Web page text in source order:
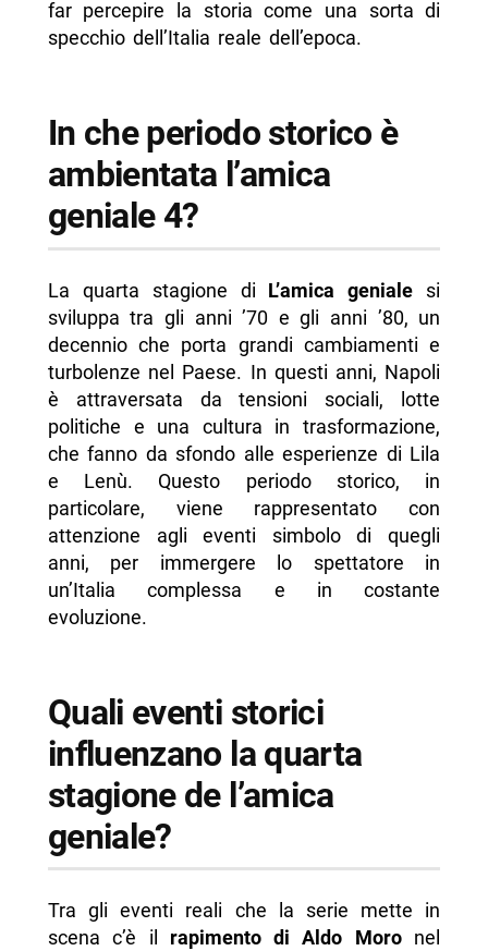
far percepire la storia come una sorta di
specchio dell’Italia reale dell’epoca.
In che periodo storico è
ambientata l’amica
geniale 4?
La quarta stagione di L’amica geniale si
sviluppa tra gli anni ’70 e gli anni ’80, un
decennio che porta grandi cambiamenti e
turbolenze nel Paese. In questi anni, Napoli
è attraversata da tensioni sociali, lotte
politiche e una cultura in trasformazione,
che fanno da sfondo alle esperienze di Lila
e Lenù. Questo periodo storico, in
particolare, viene rappresentato con
attenzione agli eventi simbolo di quegli
anni, per immergere lo spettatore in
un’Italia complessa e in costante
evoluzione.
Quali eventi storici
influenzano la quarta
stagione de l’amica
geniale?
Tra gli eventi reali che la serie mette in
scena c’è il rapimento di Aldo Moronel